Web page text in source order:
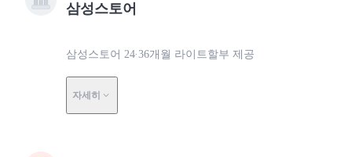
삼성스토어
삼성스토어 24·36개월 라이트할부 제공
자세히